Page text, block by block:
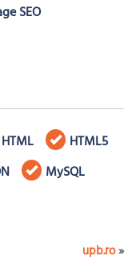
SEO
HTML
HTML5
MySQL
upb.ro»